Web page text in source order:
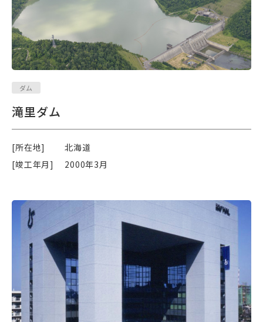
ダム
滝里ダム
[所在地]
北海道
[竣工年月]
2000年3月